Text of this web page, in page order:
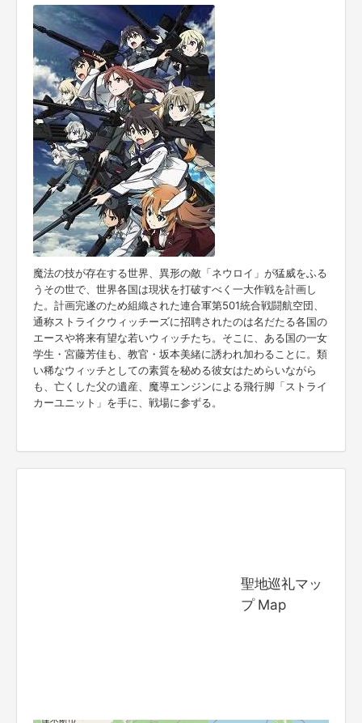
魔法の技が存在する世界、異形の敵「ネウロイ」が猛威をふる
うその世で、世界各国は現状を打破すべく一大作戦を計画し
た。計画完遂のため組織された連合軍第501統合戦闘航空団、
通称ストライクウィッチーズに招聘されたのは名だたる各国の
エースや将来有望な若いウィッチたち。そこに、ある国の一女
学生・宮藤芳佳も、教官・坂本美緒に誘われ加わることに。類
い稀なウィッチとしての素質を秘める彼女はためらいながら
も、亡くした父の遺産、魔導エンジンによる飛行脚「ストライ
カーユニット」を手に、戦場に参ずる。
聖地巡礼マッ
プ Map